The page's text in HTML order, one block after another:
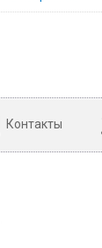
Контакты